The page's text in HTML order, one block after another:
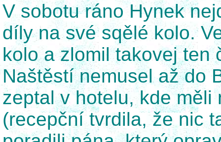
V sobotu ráno Hynek
díly na své sqělé kolo.
kolo a zlomil takovej
Naštěstí nemusel až do
zeptal v hotelu, kde měli
(recepční tvrdila, že nic